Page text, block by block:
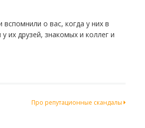
о вас, когда у них в
их друзей, знакомых и коллег и
Про репутационные скандалы